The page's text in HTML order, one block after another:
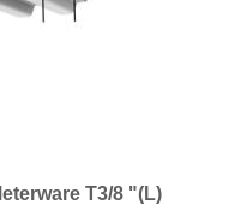
T3/8 "(L)